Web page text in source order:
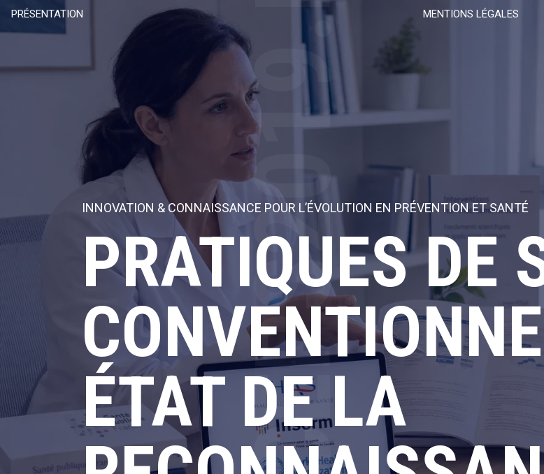
PRÉSENTATION MENTIONS LÉGALES
ICEPS2019.FR
INNOVATION & CONNAISSANCE POUR L’ÉVOLUTION EN PRÉVENTION ET SANTÉ
PRATIQUES DE
ÉTAT DE LA